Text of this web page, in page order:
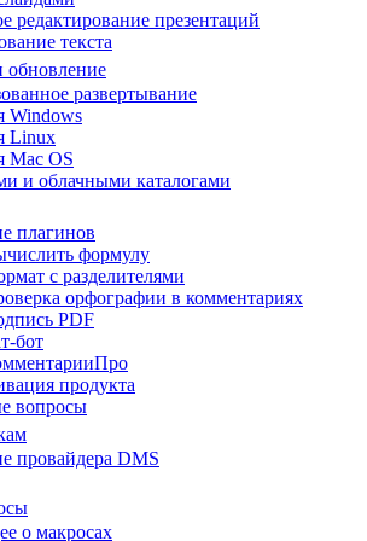
редактирование презентаций
текста
обновление
развертывание
Windows
Linux
Mac OS
и облачными каталогами
плагинов
формулу
с разделителями
орфографии в комментариях
PDF
бот
продукта
вопросы
провайдера DMS
о макросах